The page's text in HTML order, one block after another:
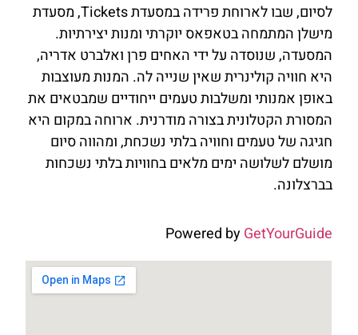
לסיום, שבו לארוחת פרידה במסעדת Tickets, מסעדת
מישלן המתמחה בטאפאס יוקרתי ומנות יצירתיות.
המסעדה, שנוסדה על ידי האחים פרן ואלברט אדריה,
היא חוויה קולינרית שאין שנייה לה. המנות מעוצבות
באופן אמנותי ומשלבות טעמים ייחודיים שמבטאים את
המסורת הקטלונית בצורה מודרנית. ארוחה במקום היא
חגיגה של טעמים וחוויה בלתי נשכחת, ומהווה סיום
מושלם לשלושה ימים מלאים בחוויות בלתי נשכחות
בברצלונה.
Powered byGetYourGuide